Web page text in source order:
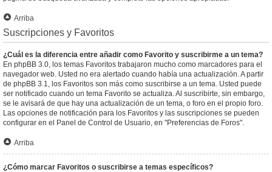
Arriba
Suscripciones y Favoritos
¿Cuál es la diferencia entre añadir como Favorito y suscribirme a un tema?
En phpBB 3.0, los temas Favoritos trabajaron mucho como marcadores para el
navegador web. Usted no era alertado cuando había una actualización. A partir
de phpBB 3.1, los Favoritos son más como suscribirse a un tema. Usted puede
ser notificado cuando un tema Favorito se actualiza. Al suscribirte, sin embargo,
se le avisará de que hay una actualización de un tema, o foro en el propio foro.
Las opciones de notificación para los Favoritos y las suscripciones se pueden
configurar en el Panel de Control de Usuario, en "Preferencias de Foros".
Arriba
¿Cómo marcar Favoritos o suscribirse a temas específicos?